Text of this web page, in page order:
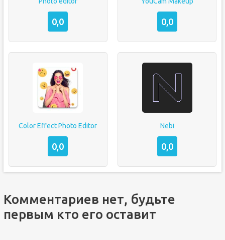
0,0 0,0
Color Effect Photo Editor
0,0
Nebi
0,0
Комментариев нет, будьте
первым кто его оставит